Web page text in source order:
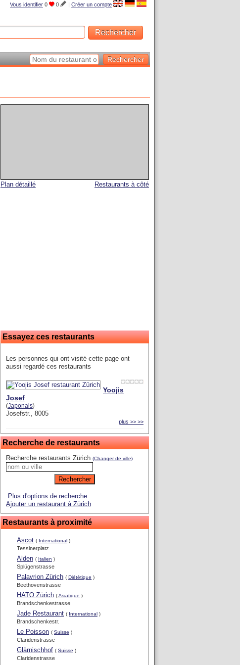
Vous identifier 0 0 | Créer un compte
Restaurants à côté
Plan détaillé
Essayez ces restaurants
Les personnes qui ont visité cette page ont
aussi regardé ces restaurants
Yoojis
Josef
(Japonais)
Josefstr., 8005
plus >> >>
Recherche de restaurants
Recherche restaurants Zürich (Changer de ville)
Plus d'options de recherche
Ajouter un restaurant à Zürich
Restaurants à proximité
Ascot ( International )
Tessinerplatz
Alden ( Italien )
Splügenstrasse
Palavrion Zürich ( Diététique )
Beethovenstrasse
HATO Zürich (Asiatique )
Brandschenkestrasse
Jade Restaurant ( International )
Brandschenkestr.
Le Poisson ( Suisse )
Claridenstrasse
Glärnischhof ( Suisse )
Claridenstrasse